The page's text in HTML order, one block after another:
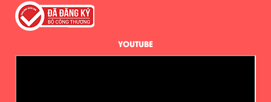
YOUTUBE